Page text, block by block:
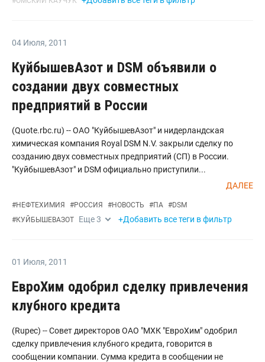
04 Июля, 2011
КуйбышевАзот и DSM объявили о
создании двух совместных
предприятий в России
(Quote.rbc.ru) -- ОАО "КуйбышевАзот" и нидерландская
химическая компания Royal DSM N.V. закрыли сделку по
созданию двух совместных предприятий (СП) в России.
"КуйбышевАзот" и DSM официально приступили...
ДАЛЕЕ
#НЕФТЕХИМИЯ #РОССИЯ #НОВОСТЬ #ПА #DSM
#КУЙБЫШЕВАЗОТ Еще3 +Добавить все теги в фильтр
01 Июля, 2011
ЕвроХим одобрил сделку привлечения
клубного кредита
(Rupec) -- Совет директоров ОАО "МХК "ЕвроХим" одобрил
сделку привлечения клубного кредита, говорится в
сообщении компании. Сумма кредита в сообщении не